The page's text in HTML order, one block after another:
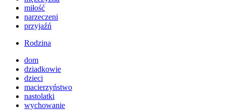
miłość
narzeczeni
przyjaźń
Rodzina
dom
dziadkowie
dzieci
macierzyństwo
nastolatki
wychowanie